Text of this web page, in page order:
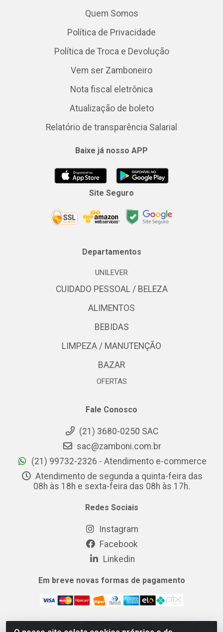
Quem Somos
Política de Privacidade
Política de Troca e Devolução
Vem ser Zamboneiro
Nota fiscal eletrônica
Atualização de boleto
Relatório de transparência Salarial
Baixe já nosso APP
Site Seguro
Departamentos
UNILEVER
CUIDADO PESSOAL / BELEZA
ALIMENTOS
BEBIDAS
LIMPEZA / MANUTENÇÃO
BAZAR
OFERTAS
Fale Conosco
(21) 3680-0250 SAC
sac@zamboni.com.br
(21) 99732-2326 - Atendimento e-commerce
Atendimento de segunda a quinta-feira das
08h às 18h e sexta-feira das 08h às 17h.
Redes Sociais
Instagram
Facebook
Linkedin
Em breve novas formas de pagamento